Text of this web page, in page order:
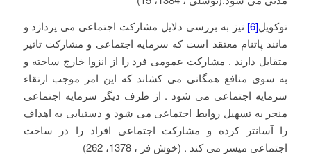
توکویل[6]
نیز به بررسی دلایل مشارکت اجتماعی می پردازد و
مانند پاتنام معتقد است که سرمایه اجتماعی و مشارکت تاثیر
متقابل دارند . مشارکت عمومی فرد را از انزوا خارج ساخته و
به سوی منافع همگانی می کشاند که این امر موجب ارتقاء
سرمایه اجتماعی می شود . از طرف دیگر سرمایه اجتماعی
منجر به تسهیل روابط اجتماعی می شود و دستیابی به اهداف
را آسانتر کرده و مشارکت اجتماعی افراد را در ساخت
اجتماعی میسر می کند . (خوش فر ، 1378، 262)